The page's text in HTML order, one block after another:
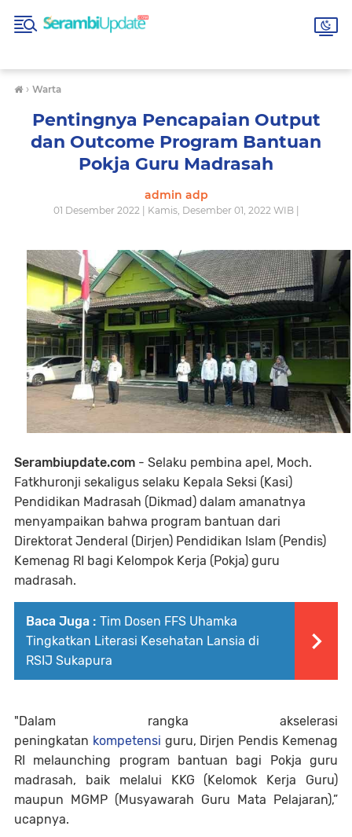
› Warta
Pentingnya Pencapaian Output
dan Outcome Program Bantuan
Pokja Guru Madrasah
admin adp
01 Desember 2022 | Kamis, Desember 01, 2022 WIB |
Serambiupdate.com - Selaku pembina apel, Moch.
Fatkhuronji sekaligus selaku Kepala Seksi (Kasi)
Pendidikan Madrasah (Dikmad) dalam amanatnya
menyampaikan bahwa program bantuan dari
Direktorat Jenderal (Dirjen) Pendidikan Islam (Pendis)
Kemenag RI bagi Kelompok Kerja (Pokja) guru
madrasah.
Baca Juga : Tim Dosen FFS Uhamka
Tingkatkan Literasi Kesehatan Lansia di
RSIJ Sukapura
"Dalam rangka akselerasi
peningkatan kompetensi guru, Dirjen Pendis Kemenag
RI melaunching program bantuan bagi Pokja guru
madrasah, baik melalui KKG (Kelomok Kerja Guru)
maupun MGMP (Musyawarah Guru Mata Pelajaran),”
ucapnya.